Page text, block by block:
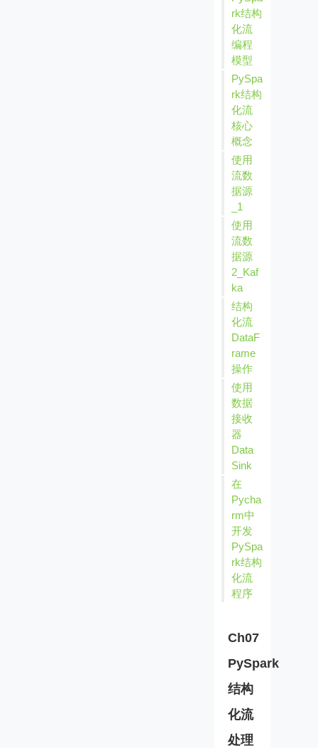
rk结构
化流
编程
模型
PySpa
rk结构
化流
核心
概念
使用
流数
据源
_1
使用
流数
据源
2_Kaf
ka
结构
化流
DataF
rame
操作
使用
数据
接收
器
Data
Sink
在
Pycha
rm中
开发
PySpa
rk结构
化流
程序
Ch07
PySpark
结构
化流
处理